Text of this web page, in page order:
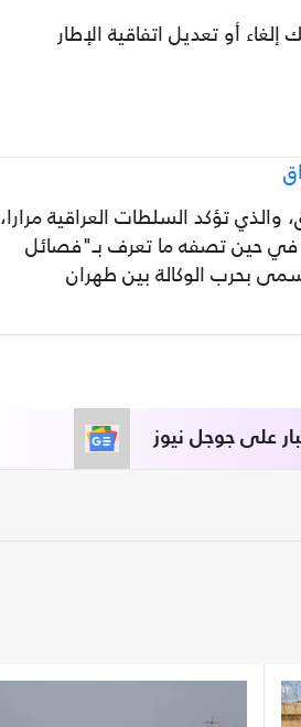
إلغاء أو تعديل اتفاقية الإطار
تؤكد السلطات العراقية مرارا،
في حين تصفه ما تعرف بـ"فصائل
بحرب الوكالة بين طهران
على جوجل نيوز